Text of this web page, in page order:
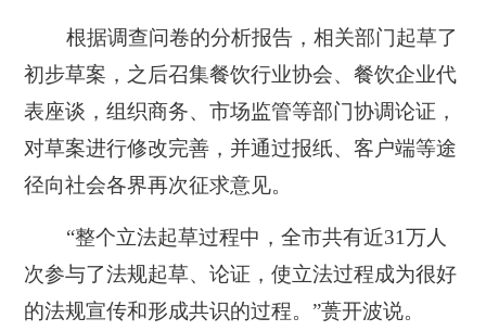
根据调查问卷的分析报告，相关部门起草了
初步草案，之后召集餐饮行业协会、餐饮企业代
表座谈，组织商务、市场监管等部门协调论证，
对草案进行修改完善，并通过报纸、客户端等途
径向社会各界再次征求意见。
“整个立法起草过程中，全市共有近31万人
次参与了法规起草、论证，使立法过程成为很好
的法规宣传和形成共识的过程。”蒉开波说。